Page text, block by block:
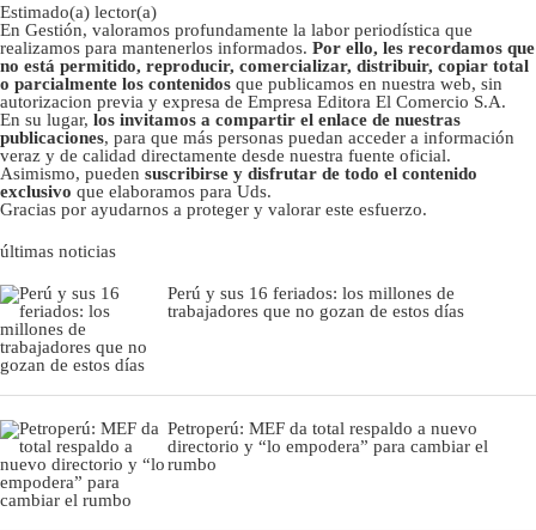
Estimado(a) lector(a)
En Gestión, valoramos profundamente la labor periodística que
realizamos para mantenerlos informados. Por ello, les recordamos que
no está permitido, reproducir, comercializar, distribuir, copiar total
o parcialmente los contenidos que publicamos en nuestra web, sin
autorizacion previa y expresa de Empresa Editora El Comercio S.A.
En su lugar, los invitamos a compartir el enlace de nuestras
publicaciones, para que más personas puedan acceder a información
veraz y de calidad directamente desde nuestra fuente oficial.
Asimismo, pueden suscribirse y disfrutar de todo el contenido
exclusivo que elaboramos para Uds.
Gracias por ayudarnos a proteger y valorar este esfuerzo.
últimas noticias
Perú y sus 16 feriados: los millones de
trabajadores que no gozan de estos días
Petroperú: MEF da total respaldo a nuevo
directorio y “lo empodera” para cambiar el
rumbo